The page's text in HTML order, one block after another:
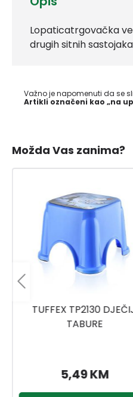
Lopaticatrgovačka
drugih sitnih
Važno je napomenuti da se
Artikli označeni kao „na
Možda Vas zanima?
PLASTIČNA KANTA
METALNOM DRŠKOM
5,45 KM